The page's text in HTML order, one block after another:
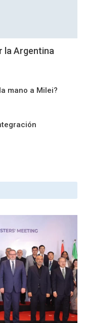
la Argentina
mano a Milei?